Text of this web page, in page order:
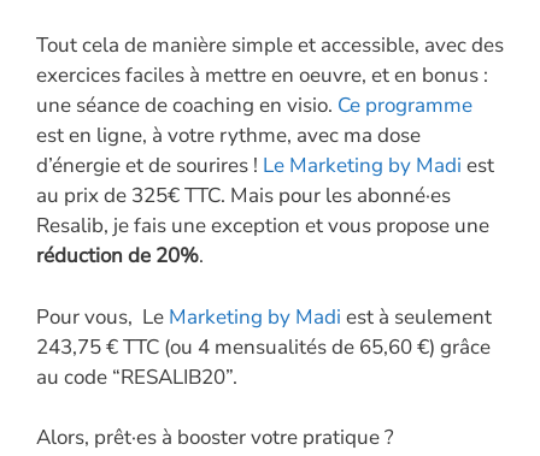
Tout cela de manière simple et accessible, avec des
exercices faciles à mettre en oeuvre, et en bonus :
une séance de coaching en visio. Ce programme
est en ligne, à votre rythme, avec ma dose
d’énergie et de sourires ! Le Marketing by Madi est
au prix de 325€ TTC. Mais pour les abonné·es
Resalib, je fais une exception et vous propose une
réduction de 20%.
Pour vous, Le Marketing by Madi est à seulement
243,75 € TTC (ou 4 mensualités de 65,60 €) grâce
au code “RESALIB20”.
Alors, prêt·es à booster votre pratique ?